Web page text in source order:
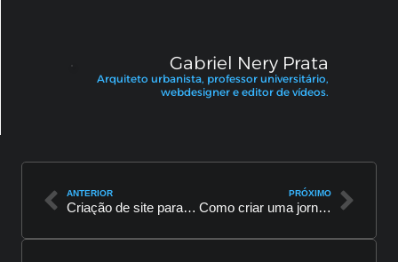
Gabriel Nery Prata
Arquiteto urbanista, professor universitário,
webdesigner e editor de vídeos.
ANTERIOR
Criação de site para clínica veterinária – Como projeto digital reflete o cuidado da SOSVet
PRÓXIMO
Como criar uma jornada do cliente eficiente no site da sua empresa